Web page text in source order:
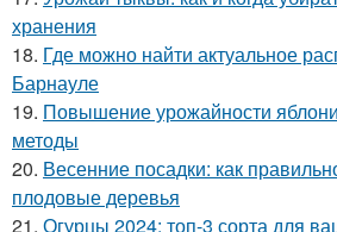
хранения
18. Где можно найти актуальное
Барнауле
19. Повышение урожайности
методы
20. Весенние посадки: как
плодовые деревья
21. Огурцы 2024: топ-3 сорта для